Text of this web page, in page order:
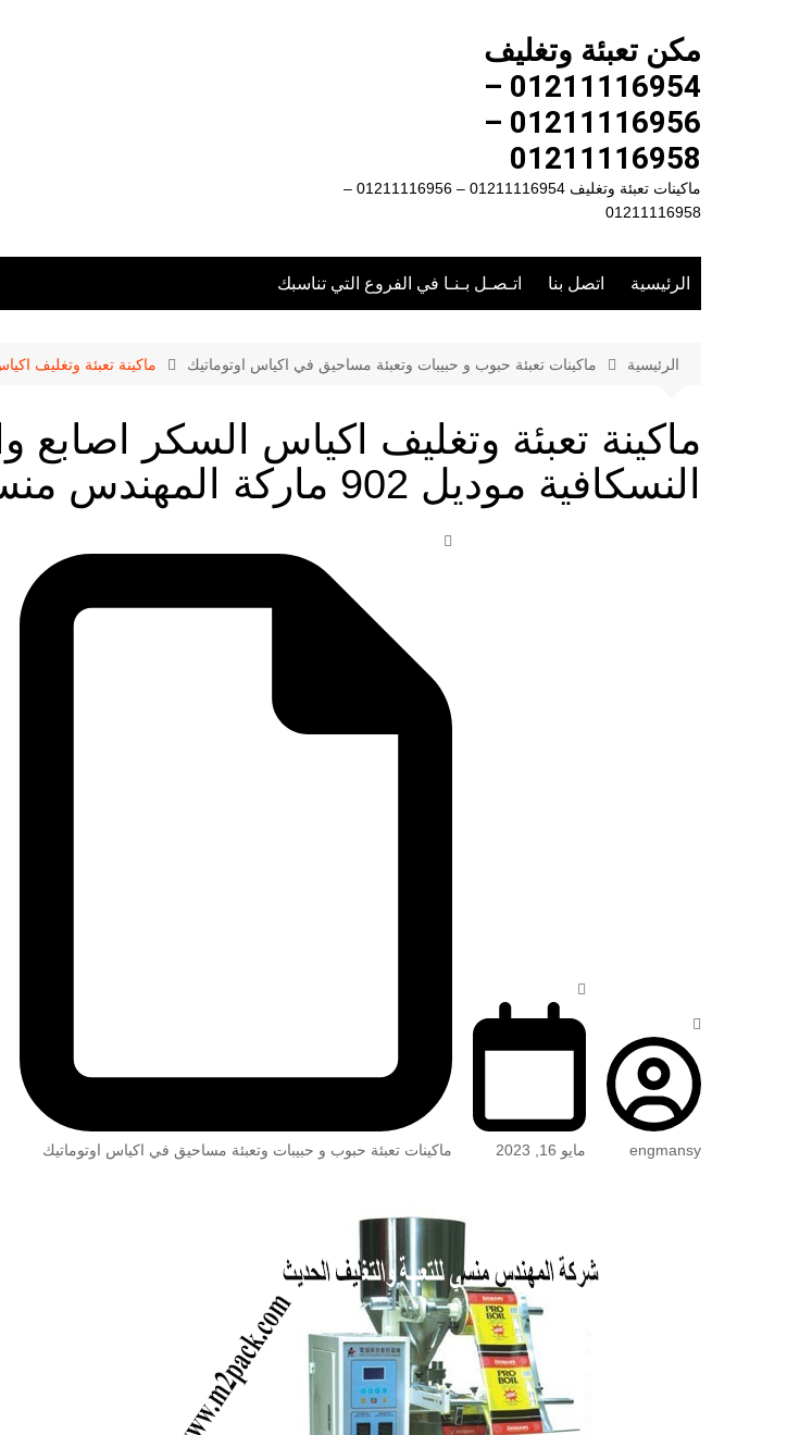
مكن تعبئة وتغليف
01211116954 –
01211116956 –
01211116958
ماكينات تعبئة وتغليف 01211116954 – 01211116956 –
01211116958
الرئيسية اتصل بنا اتـصـل بـنـا في الفروع التي تناسبك
الرئيسية ماكينات تعبئة حبوب و حبيبات وتعبئة مساحيق في اكياس اوتوماتيك ماكينة تعبئة وتغليف اكياس
ماكينة تعبئة وتغليف اكياس السكر اصابع
النسكافية موديل 902 ماركة المهندس منسى
engmansy مايو 16, 2023 ماكينات تعبئة حبوب و حبيبات وتعبئة مساحيق في اكياس اوتوماتيك